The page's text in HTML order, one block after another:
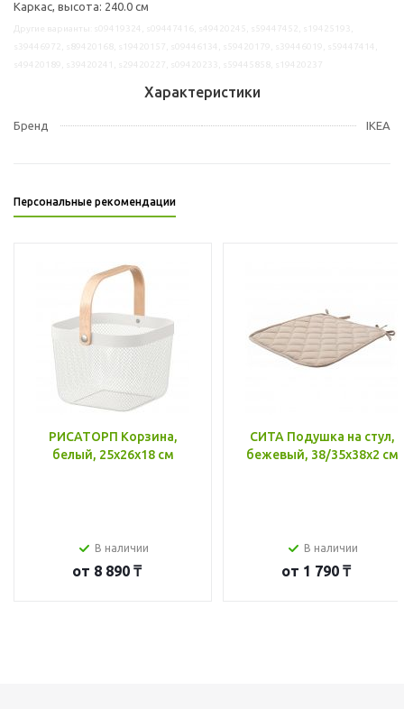
Каркас, высота: 240.0 см
Характеристики
Бренд IKEA
Персональные рекомендации
РИСАТОРП Корзина,
белый, 25x26x18 см
В наличии
от 8 890 ₸
СИТА Подушка на стул,
бежевый, 38/35x38x2 см
В наличии
от 1 790 ₸